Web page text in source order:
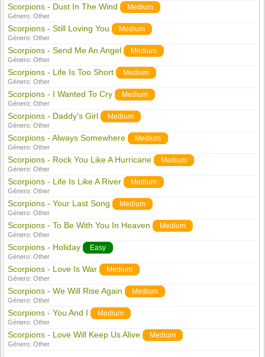
Scorpions - Dust In The Wind Medium
Género:Other
Scorpions - Still Loving You Medium
Género:Other
Scorpions - Send Me An Angel Medium
Género:Other
Scorpions - Life Is Too Short Medium
Género:Other
Scorpions - I Wanted To Cry Medium
Género:Other
Scorpions - Daddy's Girl Medium
Género:Other
Scorpions - Always Somewhere Medium
Género:Other
Scorpions - Rock You Like A Hurricane Medium
Género:Other
Scorpions - Life Is Like A River Medium
Género:Other
Scorpions - Your Last Song Medium
Género:Other
Scorpions - To Be With You In Heaven Medium
Género:Other
Scorpions - Holiday Easy
Género:Other
Scorpions - Love Is War Medium
Género:Other
Scorpions - We Will Rise Again Medium
Género:Other
Scorpions - You And I Medium
Género:Other
Scorpions - Love Will Keep Us Alive Medium
Género:Other